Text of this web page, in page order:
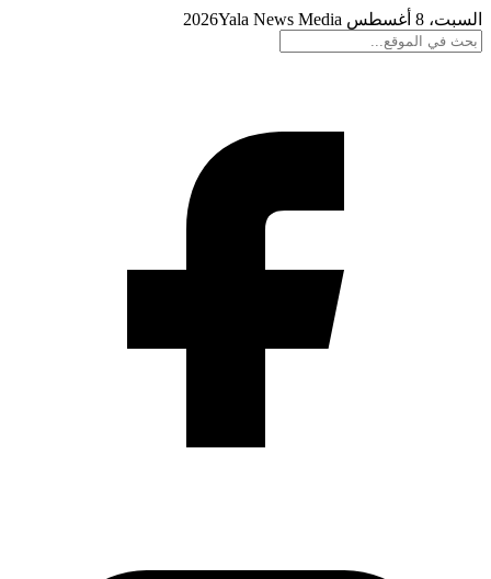
السبت، 8 أغسطس 2026 Yala News Media